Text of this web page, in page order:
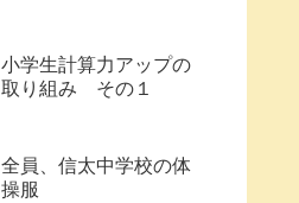
小学生計算力アップの
取り組み その１
全員、信太中学校の体
操服